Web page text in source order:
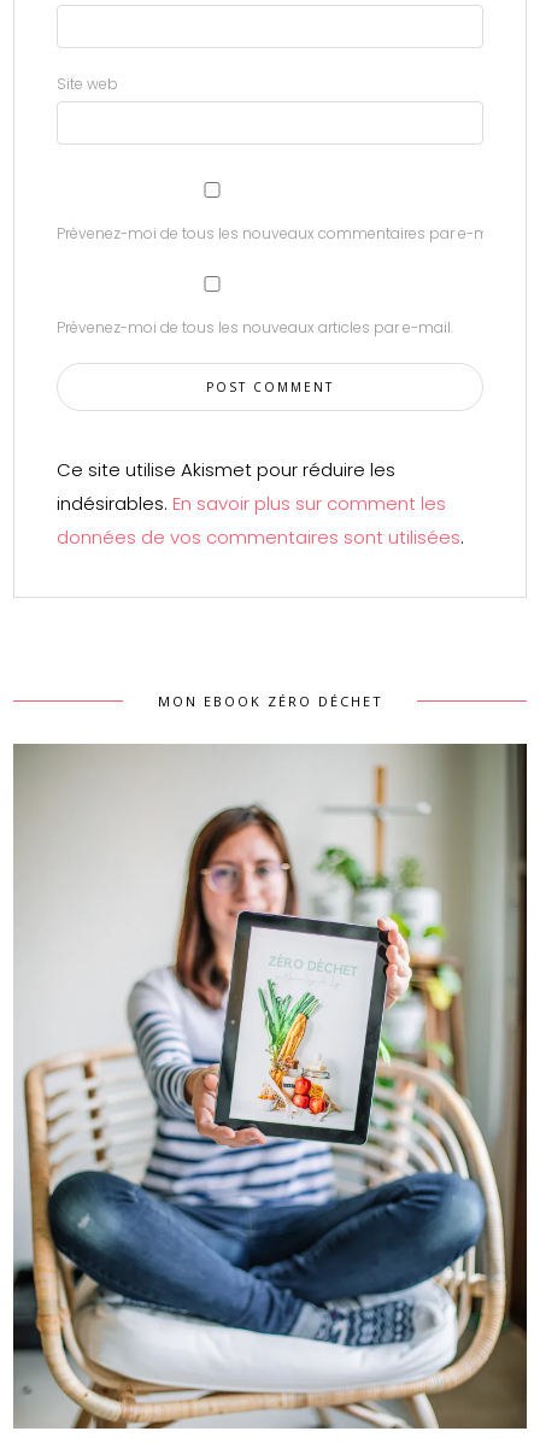
Site web
Prévenez-moi de tous les nouveaux commentaires par e-mail.
Prévenez-moi de tous les nouveaux articles par e-mail.
Ce site utilise Akismet pour réduire les
indésirables. En savoir plus sur comment les
données de vos commentaires sont utilisées.
MON EBOOK ZÉRO DÉCHET